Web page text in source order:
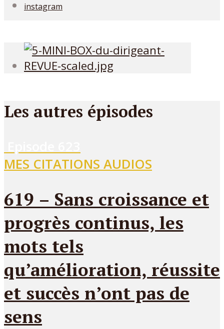
instagram
Les autres épisodes
MES CITATIONS AUDIOS
619 – Sans croissance et
progrès continus, les
mots tels
qu’amélioration, réussite
et succès n’ont pas de
sens